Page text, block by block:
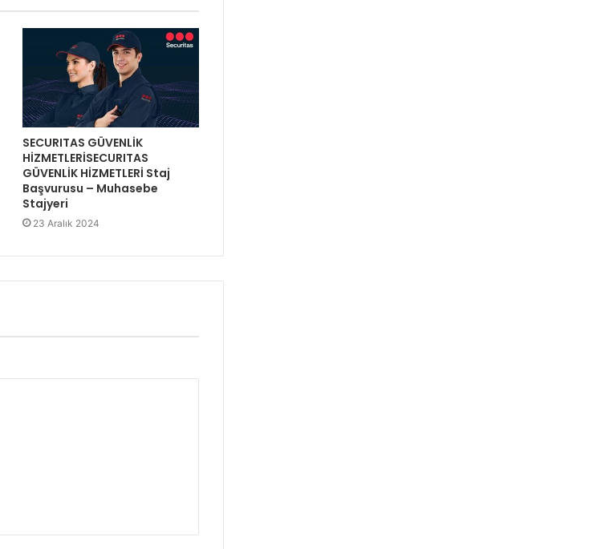
SECURITAS GÜVENLİK
HİZMETLERİSECURITAS
GÜVENLİK HİZMETLERİ Staj
Başvurusu – Muhasebe
Stajyeri
23 Aralık 2024